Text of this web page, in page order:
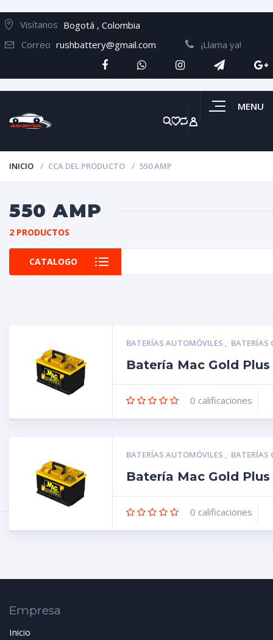
Visítanos Bogotá , Colombia
Correo rushbattery@gmail.com ¡Llama ya!
MENU
INICIO CCA DEL PRODUCTO 550 AMP
550 AMP
2 PRODUCTOS
CATALOGO
BATERÍAS AUTOMÓVILES , BATERÍAS
Batería Mac Gold
0 calificaciones
BATERÍAS AUTOMÓVILES , BATERÍAS
Batería Mac Gold
0 calificaciones
Empresa
Inicio